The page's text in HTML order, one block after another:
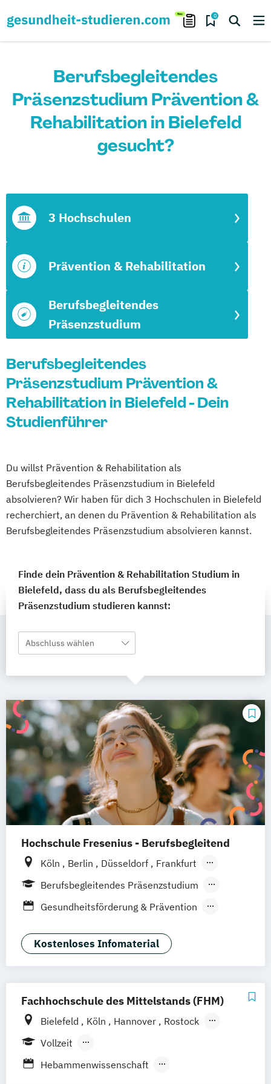
0
Berufsbegleitendes
Präsenzstudium Prävention &
Rehabilitation in Bielefeld
gesucht?
Berufsbegleitendes
Präsenzstudium
Prävention & Rehabilitation
3 Hochschulen
Berufsbegleitendes
Präsenzstudium Prävention &
Rehabilitation in Bielefeld - Dein
Studienführer
Du willst Prävention & Rehabilitation als
Berufsbegleitendes Präsenzstudium in Bielefeld
absolvieren? Wir haben für dich 3 Hochschulen in Bielefeld
recherchiert, an denen du Prävention & Rehabilitation als
Berufsbegleitendes Präsenzstudium absolvieren kannst.
Finde dein Prävention & Rehabilitation Studium in
Bielefeld, dass du als Berufsbegleitendes
Präsenzstudium studieren kannst:
Abschluss wählen
Hochschule Fresenius - Berufsbegleitend
Köln Berlin Düsseldorf
Frankfurt
Hamburg
Idstein München
Wiesbaden
Hannover
Dortmund Erfurt
Stuttgart
Braunschweig
Berufsbegleitendes Präsenzstudium
Duales Studium
Gesundheitsförderung & Prävention
Master Medic / Master Physician –
Taktische Einsatz-
Osteopathie
Pharmceutical Medicine (EN)
Physiotherapie
Sportphysiotherapie
Kostenloses Infomaterial
Fachhochschule des Mittelstands (FHM)
Bielefeld Köln Hannover
Rostock
Bamberg
Vollzeit
Berufsbegleitendes Präsenzstudium
Hebammenwissenschaft